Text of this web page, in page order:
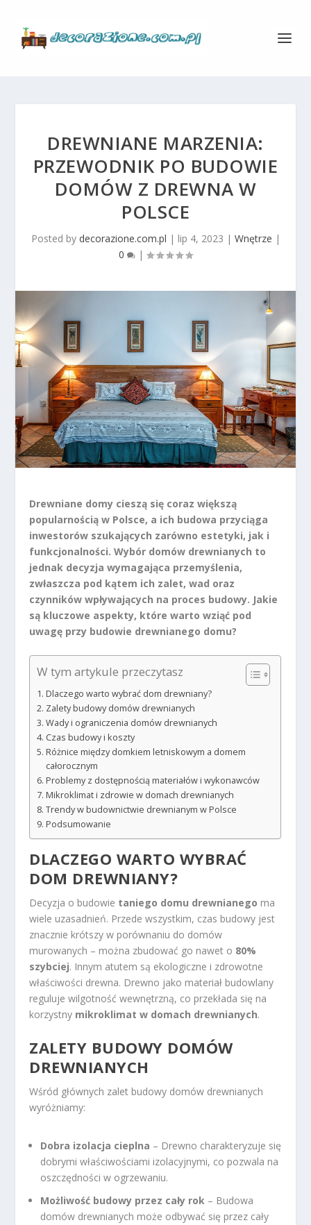
DREWNIANE MARZENIA:
PRZEWODNIK PO BUDOWIE
DOMÓW Z DREWNA W
POLSCE
Posted by decorazione.com.pl | lip 4, 2023 | Wnętrze |
0
|
Drewniane domy cieszą się coraz większą
popularnością w Polsce, a ich budowa przyciąga
inwestorów szukających zarówno estetyki, jak i
funkcjonalności. Wybór domów drewnianych to
jednak decyzja wymagająca przemyślenia,
zwłaszcza pod kątem ich zalet, wad oraz
czynników wpływających na proces budowy. Jakie
są kluczowe aspekty, które warto wziąć pod
uwagę przy budowie drewnianego domu?
W tym artykule przeczytasz
Dlaczego warto wybrać dom drewniany?
Zalety budowy domów drewnianych
Wady i ograniczenia domów drewnianych
Czas budowy i koszty
Różnice między domkiem letniskowym a domem
całorocznym
Problemy z dostępnością materiałów i wykonawców
Mikroklimat i zdrowie w domach drewnianych
Trendy w budownictwie drewnianym w Polsce
Podsumowanie
DLACZEGO WARTO WYBRAĆ
DOM DREWNIANY?
Decyzja o budowie taniego domu drewnianego ma
wiele uzasadnień. Przede wszystkim, czas budowy jest
znacznie krótszy w porównaniu do domów
murowanych – można zbudować go nawet o 80%
szybciej. Innym atutem są ekologiczne i zdrowotne
właściwości drewna. Drewno jako materiał budowlany
reguluje wilgotność wewnętrzną, co przekłada się na
korzystny mikroklimat w domach drewnianych.
ZALETY BUDOWY DOMÓW
DREWNIANYCH
Wśród głównych zalet budowy domów drewnianych
wyróżniamy:
Dobra izolacja cieplna – Drewno charakteryzuje się
dobrymi właściwościami izolacyjnymi, co pozwala na
oszczędności w ogrzewaniu.
Możliwość budowy przez cały rok – Budowa
domów drewnianych może odbywać się przez cały